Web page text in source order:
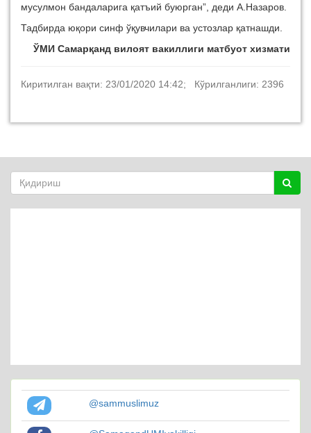
мусулмон бандаларига қатъий буюрган”, деди А.Назаров.
Тадбирда юқори синф ўқувчилари ва устозлар қатнашди.
ЎМИ Самарқанд вилоят вакиллиги матбуот хизмати
Киритилган вақти: 23/01/2020 14:42; Кўрилганлиги: 2396
@sammuslimuz